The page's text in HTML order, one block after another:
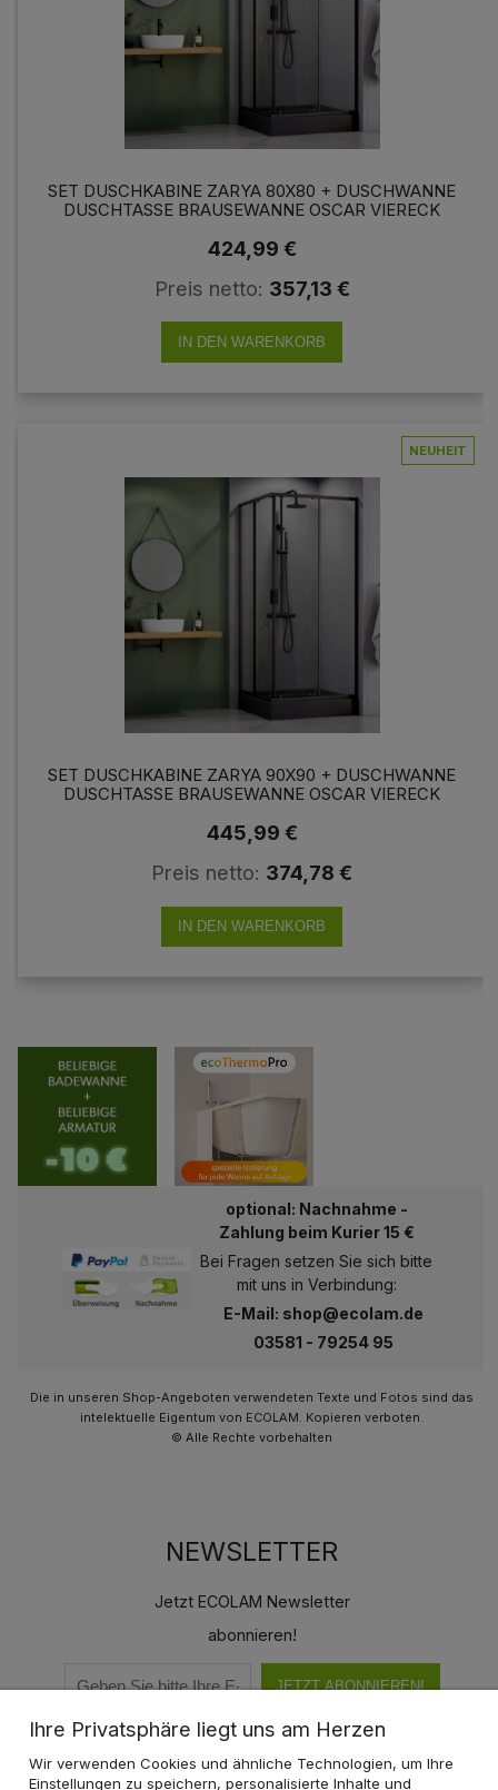
SET DUSCHKABINE ZARYA 80X80 + DUSCHWANNE
DUSCHTASSE BRAUSEWANNE OSCAR VIERECK
424,99 €
Preis netto: 357,13 €
IN DEN WARENKORB
SET DUSCHKABINE ZARYA 90X90 + DUSCHWANNE
DUSCHTASSE BRAUSEWANNE OSCAR VIERECK
445,99 €
Preis netto: 374,78 €
IN DEN WARENKORB
NEUHEIT
optional: Nachnahme -
Zahlung beim Kurier 15 €
Bei Fragen setzen Sie sich bitte
mit uns in Verbindung:
E-Mail: shop@ecolam.de
03581 - 79254 95
Die in unseren Shop-Angeboten verwendeten Texte und Fotos sind das
intelektuelle Eigentum von ECOLAM. Kopieren verboten.
© Alle Rechte vorbehalten
NEWSLETTER
Jetzt ECOLAM Newsletter
abonnieren!
JETZT ABONNIEREN!
Ihre Privatsphäre liegt uns am Herzen
Wir verwenden Cookies und ähnliche Technologien, um Ihre
Einstellungen zu speichern, personalisierte Inhalte und